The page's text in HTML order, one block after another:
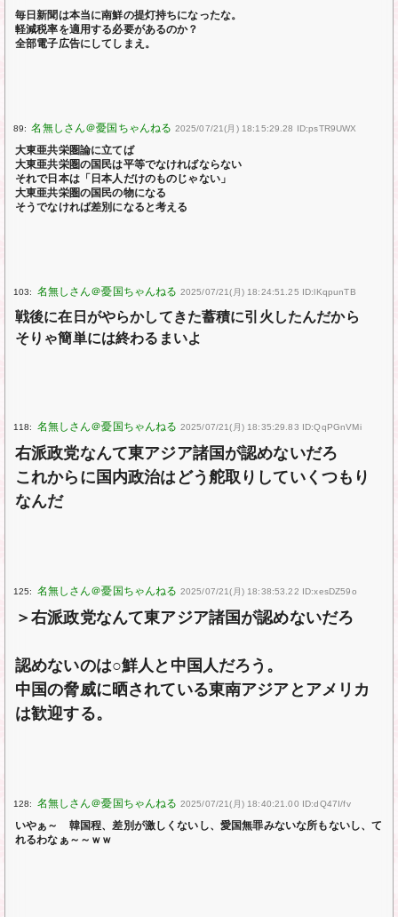
毎日新聞は本当に南鮮の提灯持ちになったな。
軽減税率を適用する必要があるのか？
全部電子広告にしてしまえ。
89: 2025/07/21(月) 18:15:29.28 ID:psTR9UWX
大東亜共栄圏論に立てば
大東亜共栄圏の国民は平等でなければならない
それで日本は「日本人だけのものじゃない」
大東亜共栄圏の国民の物になる
そうでなければ差別になると考える
103: 2025/07/21(月) 18:24:51.25 ID:lKqpunTB
戦後に在日がやらかしてきた蓄積に引火したんだから
そりゃ簡単には終わるまいよ
118: 2025/07/21(月) 18:35:29.83 ID:QqPGnVMi
右派政党なんて東アジア諸国が認めないだろ
これからに国内政治はどう舵取りしていくつもり
なんだ
125: 2025/07/21(月) 18:38:53.22 ID:xesDZ59o
＞右派政党なんて東アジア諸国が認めないだろ
認めないのは○鮮人と中国人だろう。
中国の脅威に晒されている東南アジアとアメリカ
は歓迎する。
128: 2025/07/21(月) 18:40:21.00 ID:dQ47I/fv
いやぁ～ 韓国程、差別が激しくないし、愛国無罪みないな所もないし、て
れるわなぁ～～ｗｗ